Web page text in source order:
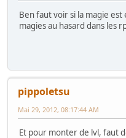
Ben faut voir si la magie est
magies au hasard dans les
pippoletsu
Mai 29, 2012, 08:17:44 AM
Et pour monter de lvl, faut